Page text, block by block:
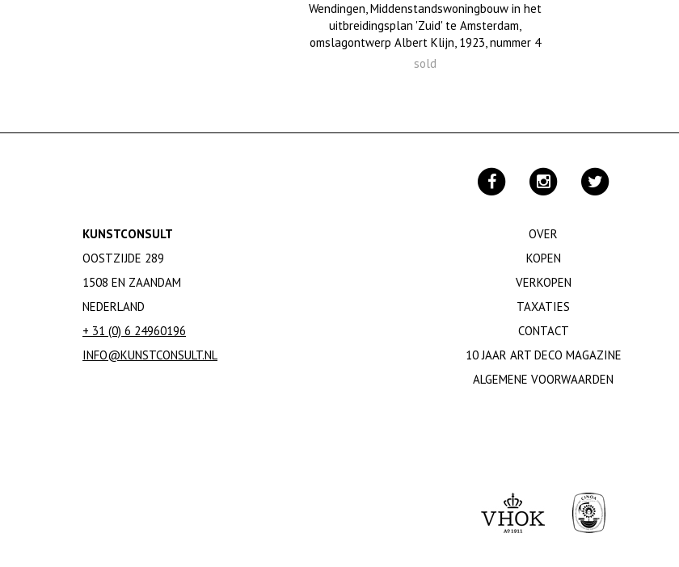
Wendingen, Middenstandswoningbouw in het
uitbreidingsplan 'Zuid' te Amsterdam,
omslagontwerp Albert Klijn, 1923, nummer 4
sold
KUNSTCONSULT
OOSTZIJDE 289
1508 EN ZAANDAM
NEDERLAND
+ 31 (0) 6 24960196
INFO@KUNSTCONSULT.NL
OVER
KOPEN
VERKOPEN
TAXATIES
CONTACT
10 JAAR ART DECO MAGAZINE
ALGEMENE VOORWAARDEN